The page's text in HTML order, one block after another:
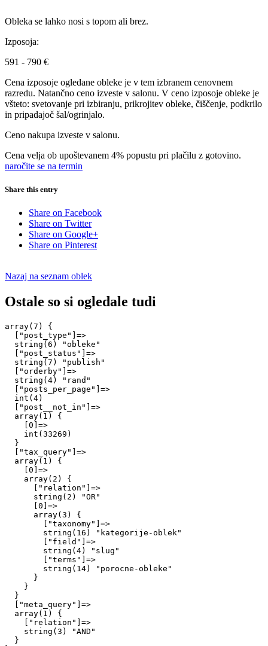
Obleka se lahko nosi s topom ali brez.
Izposoja:
591 - 790 €
Cena izposoje ogledane obleke je v tem izbranem cenovnem
razredu. Natančno ceno izveste v salonu. V ceno izposoje obleke je
všteto: svetovanje pri izbiranju, prikrojitev obleke, čiščenje, podkrilo
in pripadajoč šal/ogrinjalo.
Ceno nakupa izveste v salonu.
Cena velja ob upoštevanem 4% popustu pri plačilu z gotovino.
naročite se na termin
Share this entry
Share on Facebook
Share on Twitter
Share on Google+
Share on Pinterest
Nazaj na seznam oblek
Ostale so si ogledale tudi
array(7) {
  ["post_type"]=>
  string(6) "obleke"
  ["post_status"]=>
  string(7) "publish"
  ["orderby"]=>
  string(4) "rand"
  ["posts_per_page"]=>
  int(4)
  ["post__not_in"]=>
  array(1) {
    [0]=>
    int(33269)
  }
  ["tax_query"]=>
  array(1) {
    [0]=>
    array(2) {
      ["relation"]=>
      string(2) "OR"
      [0]=>
      array(3) {
        ["taxonomy"]=>
        string(16) "kategorije-oblek"
        ["field"]=>
        string(4) "slug"
        ["terms"]=>
        string(14) "porocne-obleke"
      }
    }
  }
  ["meta_query"]=>
  array(1) {
    ["relation"]=>
    string(3) "AND"
  }